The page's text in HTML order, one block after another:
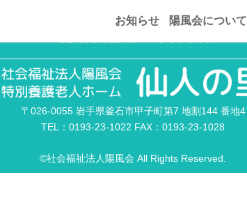
お知らせ 陽風会について
〒026-0055 岩手県釜石市甲子町第7 地割144 番地4
TEL：0193-23-1022 FAX：0193-23-1028
©社会福祉法人陽風会 All Rights Reserved.